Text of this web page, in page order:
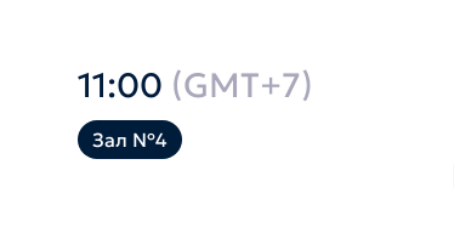
11:00 (GMT+7)
Зал №4